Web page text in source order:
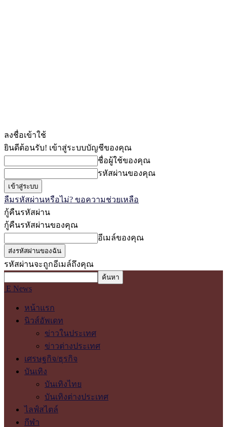
ลงชื่อเข้าใช้
ยินดีต้อนรับ! เข้าสู่ระบบบัญชีของคุณ
ชื่อผู้ใช้ของคุณ
รหัสผ่านของคุณ
ลืมรหัสผ่านหรือไม่? ขอความช่วยเหลือ
กู้คืนรหัสผ่าน
กู้คืนรหัสผ่านของคุณ
อีเมล์ของคุณ
รหัสผ่านจะถูกอีเมล์ถึงคุณ
E News
หน้าแรก
นิวส์อัพเดท
ข่าวในประเทศ
ข่าวต่างประเทศ
เศรษฐกิจ/ธุรกิจ
บันเทิง
บันเทิงไทย
บันเทิงต่างประเทศ
ไลฟ์สไตล์
กีฬา